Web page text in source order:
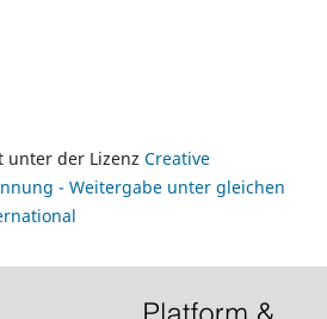
unter der Lizenz Creative
- Weitergabe unter gleichen